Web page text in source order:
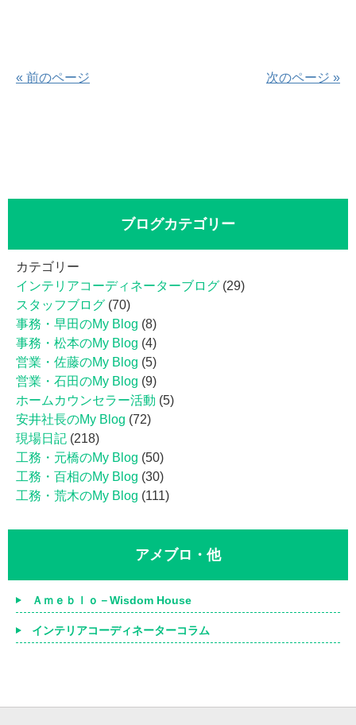
次のページ »
« 前のページ
ブログカテゴリー
カテゴリー
インテリアコーディネーターブログ (29)
スタッフブログ (70)
事務・早田のMy Blog (8)
事務・松本のMy Blog (4)
営業・佐藤のMy Blog (5)
営業・石田のMy Blog (9)
ホームカウンセラー活動 (5)
安井社長のMy Blog (72)
現場日記 (218)
工務・元橋のMy Blog (50)
工務・百相のMy Blog (30)
工務・荒木のMy Blog (111)
アメブロ・他
Ａｍｅｂｌｏ－Wisdom House
インテリアコーディネーターコラム